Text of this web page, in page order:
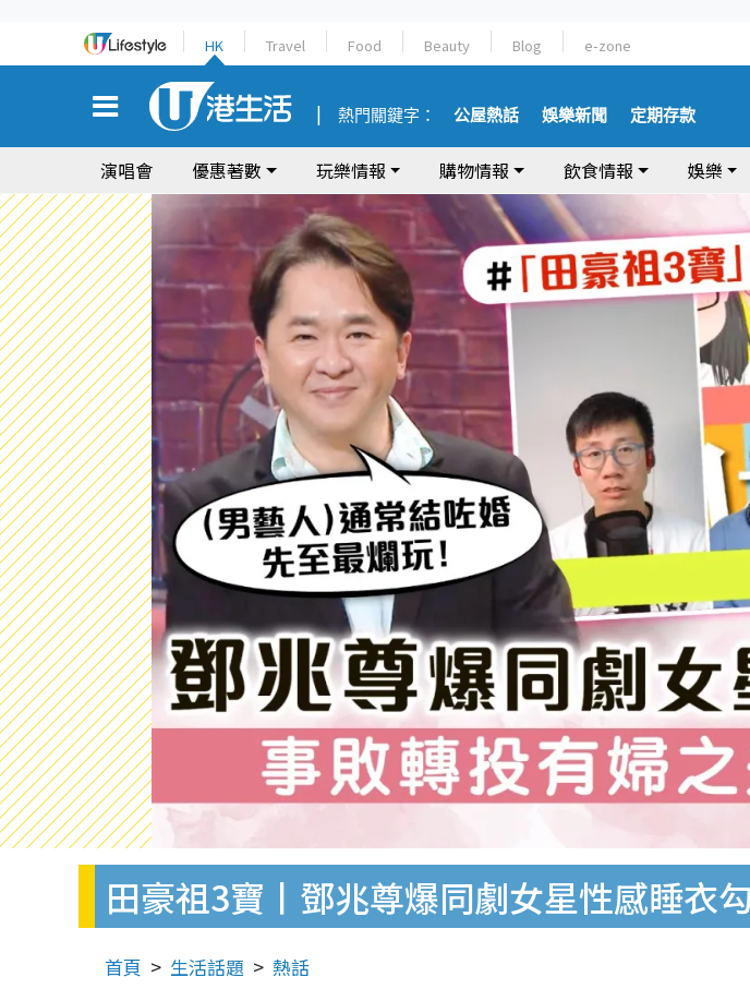
HK Travel Food Beauty Blog e-zone
熱門關鍵字： 公屋熱話 娛樂新聞 定期存款
演唱會 優惠著數 玩樂情報 購物情報 飲食情報 娛樂
田豪祖3寶丨鄧兆尊爆同劇女星性感睡衣
首頁 生活話題 熱話